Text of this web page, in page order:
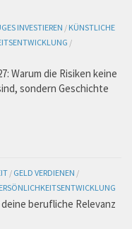
INVESTIEREN / KÜNSTLICHE
/
Warum die Risiken keine
sondern Geschichte
/ GELD VERDIENEN /
berufliche Relevanz